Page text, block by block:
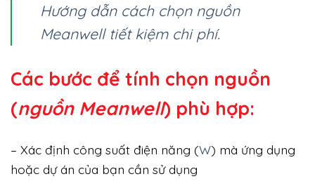
Hướng dẫn cách chọn nguồn
Meanwell tiết kiệm chi phí.
Các bước để tính chọn nguồn
(nguồn Meanwell) phù hợp:
– Xác định công suất điện năng (W) mà ứng dụng
hoặc dự án của bạn cần sử dụng